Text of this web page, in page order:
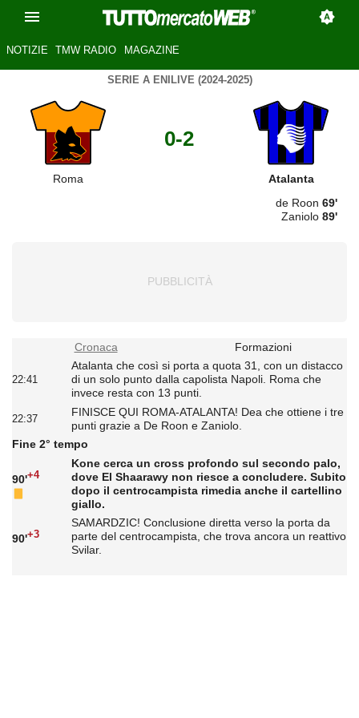
NOTIZIE TMW RADIO MAGAZINE
SERIE A ENILIVE (2024-2025)
Roma
0-2
Atalanta
de Roon 69'
Zaniolo 89'
Cronaca Formazioni
22:41
Atalanta che così si porta a quota 31, con un distacco
di un solo punto dalla capolista Napoli. Roma che
invece resta con 13 punti.
22:37
FINISCE QUI ROMA-ATALANTA! Dea che ottiene i tre
punti grazie a De Roon e Zaniolo.
Fine 2° tempo
90'+4
Kone cerca un cross profondo sul secondo palo,
dove El Shaarawy non riesce a concludere. Subito
dopo il centrocampista rimedia anche il cartellino
giallo.
90'+3
SAMARDZIC! Conclusione diretta verso la porta da
parte del centrocampista, che trova ancora un reattivo
Svilar.